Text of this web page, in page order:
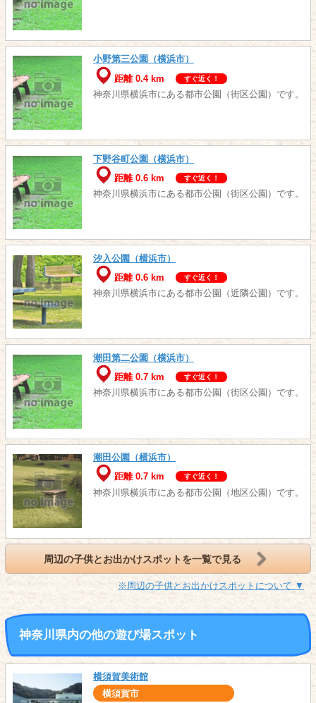
小野第三公園（横浜市）
距離 0.4 km
すぐ近く！
神奈川県横浜市にある都市公園（街区公園）です。
下野谷町公園（横浜市）
距離 0.6 km
すぐ近く！
神奈川県横浜市にある都市公園（街区公園）です。
汐入公園（横浜市）
距離 0.6 km
すぐ近く！
神奈川県横浜市にある都市公園（近隣公園）です。
潮田第二公園（横浜市）
距離 0.7 km
すぐ近く！
神奈川県横浜市にある都市公園（街区公園）です。
潮田公園（横浜市）
距離 0.7 km
すぐ近く！
神奈川県横浜市にある都市公園（地区公園）です。
周辺の子供とお出かけスポットを一覧で見る
※周辺の子供とお出かけスポットについて ▼
神奈川県内の他の遊び場スポット
横須賀美術館
横須賀市